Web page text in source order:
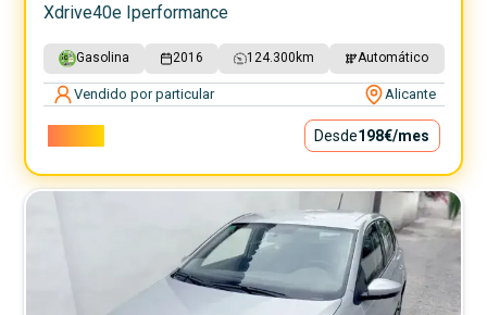
Xdrive40e Iperformance
Gasolina 2016 124.300 km Automático
Vendido por particular Alicante
Desde198€/mes